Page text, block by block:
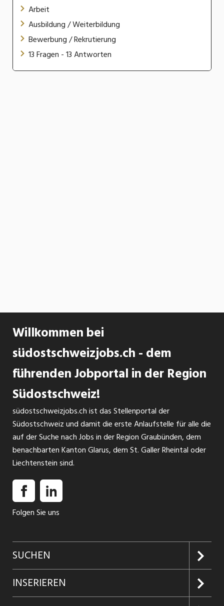
Arbeit
Ausbildung / Weiterbildung
Bewerbung / Rekrutierung
13 Fragen - 13 Antworten
Willkommen bei
südostschweizjobs.ch - dem
führenden Jobportal in der Region
Südostschweiz!
südostschweizjobs.ch ist das Stellenportal der
Südostschweiz und damit die erste Anlaufstelle für alle die
auf der Suche nach Jobs in der Region Graubünden, dem
benachbarten Kanton Glarus, dem St. Galler Rheintal oder
Liechtenstein sind.
Folgen Sie uns
SUCHEN
Jobs suchen
INSERIEREN